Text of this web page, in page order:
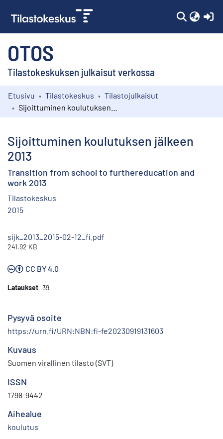
OTOS
Tilastokeskuksen julkaisut verkossa
Kokoelmat
Etusivu Tilastokeskus
Tilastojulkaisut
Sijoittuminen koulutuksen jälkeen
2013
Transition from school to furthereducation and
work 2013
Tilastokeskus
2015
sijk_2013_2015-02-12_fi.pdf
241.92 KB
CC BY 4.0
Lataukset 39
Pysyvä osoite
https://urn.fi/URN:NBN:fi-fe20230919131603
Kuvaus
Suomen virallinen tilasto (SVT)
ISSN
1798-9442
Aihealue
koulutus